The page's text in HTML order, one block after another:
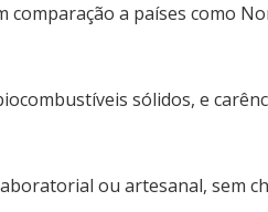
comparação a países como
sólidos, e
ou artesanal, sem